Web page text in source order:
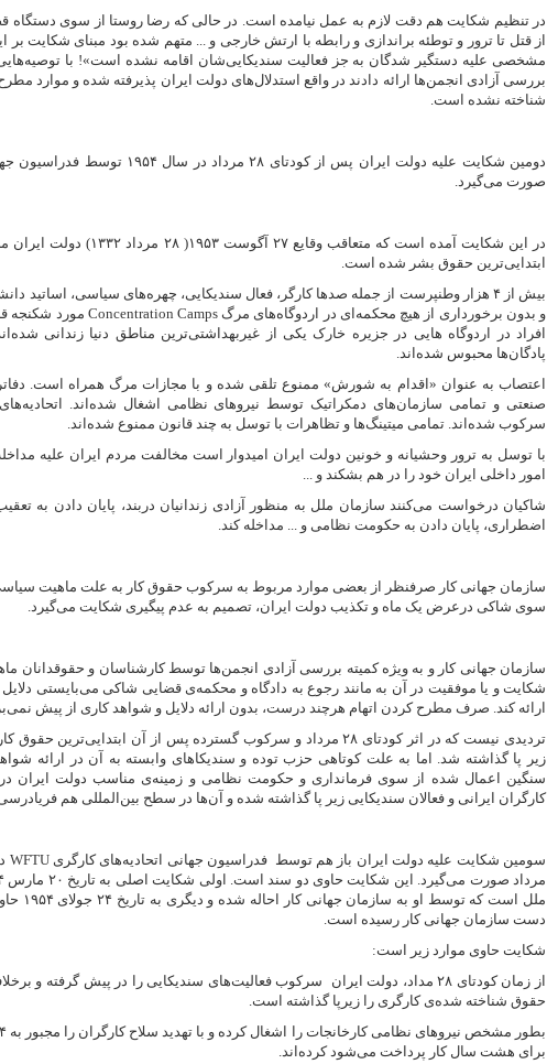
در تنظیم شکایت هم دقت لازم به عمل نیامده است. در حالی که رضا روستا از سوی دستگاه
از قتل تا ترور و توطئه براندازی و رابطه با ارتش خارجی و ... متهم شده بود مبنای شکایت بر
مشخصی علیه دستگیر شدگان به جز فعالیت سندیکایی‌شان اقامه نشده است»! با
بررسی آزادی انجمن‌ها ارائه دادند در واقع استدلال‌های دولت ایران پذیرفته شده و موارد
شناخته نشده است.
دومین شکایت علیه دولت ایران پس از کودتای ۲۸ مرداد در سال ۱۹۵۴ توسط فدراسیون جهانی اتحادیه‌های کارگری
صورت می‌گیرد.
در این شکایت آمده است که متعاقب
ابتدایی‌ترین حقوق بشر شده است.
بیش از ۴ هزار وطنپرست از جمله صدها کارگر، فعال سندیکایی، چهره‌های سیاسی، اساتید
و بدون برخورداری از هیچ محکمه‌ای در اردوگاه‌های مرگ Concentration Camps مورد شکنجه
افراد در اردوگاه هایی در جزیره خارک یکی از غیربهداشتی‌ترین مناطق دنیا زندانی
پادگان‌ها محبوس شده‌اند.
اعتصاب به عنوان «اقدام به شورش» ممنوع تلقی شده و با مجازات مرگ همراه است. دفاتر
صنعتی و تمامی سازمان‌های دمکراتیک توسط نیروهای نظامی اشغال شده‌اند.
سرکوب شده‌اند. تمامی میتینگ‌ها و تظاهرات‌ با توسل به چند قانون ممنوع شده‌اند.
با توسل به ترور وحشیانه و خونین دولت ایران امیدوار است مخالفت مردم ایران علیه
امور داخلی ایران خود را در هم بشکند و ...
شاکیان درخواست می‌کنند سازمان ملل به منظور
آزادی زندانیان دربند، پایان دادن به
اضطراری، پایان دادن به حکومت نظامی و ... مداخله کند.
سازمان جهانی کار صرفنظر از بعضی موارد مربوط به سرکوب حقوق کار به علت ماهیت
سوی شاکی درعرض یک ماه و تکذیب دولت ایران، تصمیم به عدم پیگیری شکایت می‌گیرد.
سازمان جهانی کار و به ویژه کمیته بررسی آزادی انجمن‌ها توسط کارشناسان و حقوقدانان
شکایت و یا موفقیت در آن به مانند رجوع به دادگاه و محکمه‌ی قضایی شاکی می‌بایستی دلایل
ارائه کند. صرف مطرح کردن اتهام هرچند درست، بدون ارائه دلایل و شواهد کاری از پیش
تردیدی نیست که در اثر کودتای ۲۸ مرداد و سرکوب گسترده پس از آن
زیر پا گذاشته شد. اما به علت کوتاهی حزب توده و سندیکاهای وابسته به آن در ارائه
سنگین اعمال شده از سوی فرمانداری و حکومت نظامی و زمینه‌ی مناسب دولت ایران در
کارگران ایرانی و فعالان سندیکایی زیر پا گذاشته شده و آن‌ها در سطح بین‌المللی هم
سومین شکایت علیه دولت ایران باز هم توسط فدراسیون جهانی اتحادیه‌های کارگریWFTU
ملل است
دست سازمان جهانی کار رسیده است.
شکایت حاوی موارد زیر است:
از زمان کودتای ۲۸ مداد، دولت ایران
سرکوب فعالیت‌های سندیکایی را در پیش گرفته و
حقوق شناخته شده‌ی کارگری را زیرپا گذاشته است.
برای هشت سال کار پرداخت می‌شود کرده‌اند.